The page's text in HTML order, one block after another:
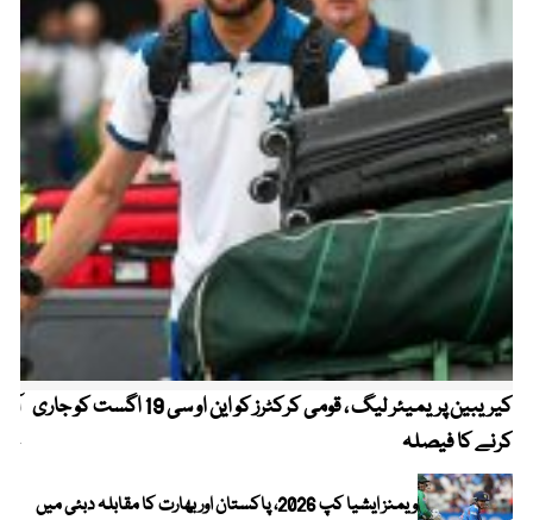
کیریبین پریمیئر لیگ ، قومی کرکٹرز کو این او سی 19 اگست کو جاری
کرنے کا فیصلہ
ویمنز ایشیا کپ 2026، پاکستان اور بھارت کا مقابلہ دبئی میں